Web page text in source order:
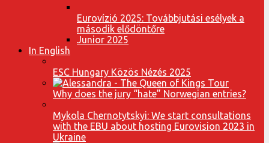
Eurovízió 2025: Továbbjutási esélyek a
második elődöntőre
Junior 2025
In English
ESC Hungary Közös Nézés 2025
Why does the jury “hate” Norwegian entries?
Mykola Chernotytskyi: We start consultations
with the EBU about hosting Eurovision 2023 in
Ukraine